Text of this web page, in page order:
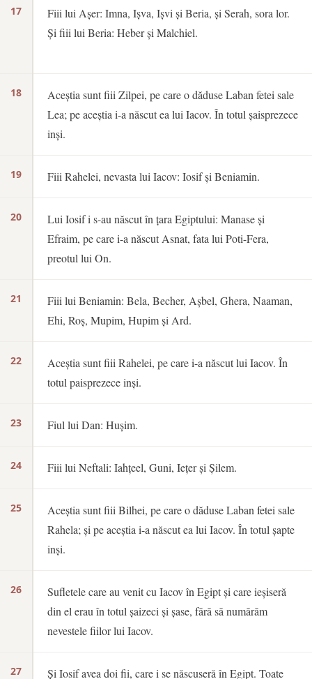
17
18
19
20
21
22
23
24
25
26
27
Fiii lui Așer: Imna, Ișva, Ișvi și Beria, și Serah, sora lor.
Și fiii lui Beria: Heber și Malchiel.
Aceștia sunt fiii Zilpei, pe care o dăduse Laban fetei sale
Lea; pe aceștia i-a născut ea lui Iacov. În totul șaisprezece
inși.
Fiii Rahelei, nevasta lui Iacov: Iosif și Beniamin.
Lui Iosif i s-au născut în țara Egiptului: Manase și
Efraim, pe care i-a născut Asnat, fata lui Poti-Fera,
preotul lui On.
Fiii lui Beniamin: Bela, Becher, Așbel, Ghera, Naaman,
Ehi, Roș, Mupim, Hupim și Ard.
Aceștia sunt fiii Rahelei, pe care i-a născut lui Iacov. În
totul paisprezece inși.
Fiul lui Dan: Hușim.
Fiii lui Neftali: Iahțeel, Guni, Iețer și Șilem.
Aceștia sunt fiii Bilhei, pe care o dăduse Laban fetei sale
Rahela; și pe aceștia i-a născut ea lui Iacov. În totul șapte
inși.
Sufletele care au venit cu Iacov în Egipt și care ieșiseră
din el erau în totul șaizeci și șase, fără să numărăm
nevestele fiilor lui Iacov.
Și Iosif avea doi fii, care i se născuseră în Egipt. Toate